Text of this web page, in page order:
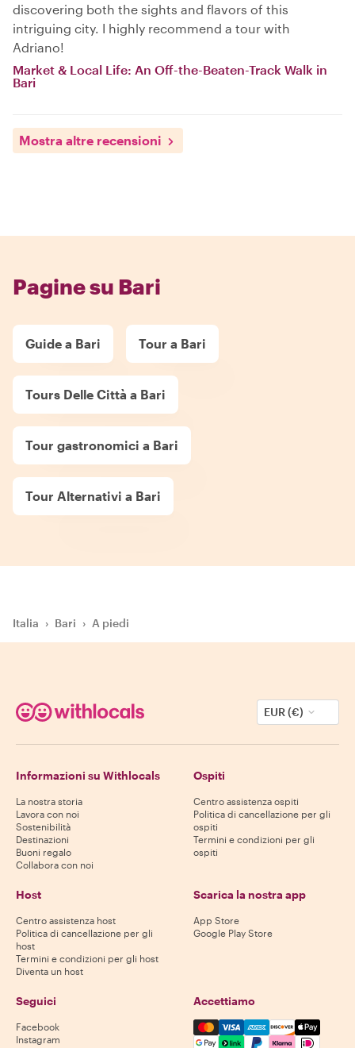
discovering both the sights and flavors of this
intriguing city. I highly recommend a tour with
Adriano!
Market & Local Life: An Off-the-Beaten-Track Walk in
Bari
Mostra altre recensioni
Pagine su Bari
Guide a Bari Tour a Bari
Tours Delle Città a Bari
Tour gastronomici a Bari
Tour Alternativi a Bari
Italia › Bari › A piedi
EUR (€)
Informazioni su Withlocals
La nostra storia
Lavora con noi
Sostenibilità
Destinazioni
Buoni regalo
Collabora con noi
Ospiti
Centro assistenza ospiti
Politica di cancellazione per gli
ospiti
Termini e condizioni per gli
ospiti
Host
Centro assistenza host
Politica di cancellazione per gli
host
Termini e condizioni per gli host
Diventa un host
Scarica la nostra app
App Store
Google Play Store
Seguici
Facebook
Instagram
Accettiamo
Mastercard, Visa, Amex,